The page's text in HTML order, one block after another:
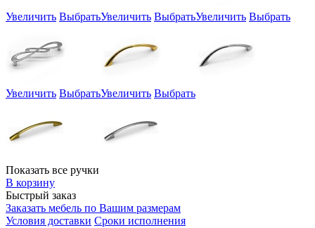
Увеличить ВыбратьУвеличить ВыбратьУвеличить Выбрать
Увеличить ВыбратьУвеличить Выбрать
Показать все ручки
В корзину
Быстрый заказ
Заказать мебель по Вашим размерам
Условия доставки Сроки исполнения